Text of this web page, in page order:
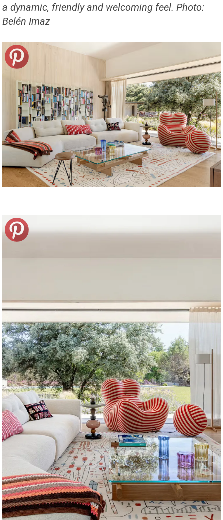
a dynamic, friendly and welcoming feel. Photo:
Belén Imaz